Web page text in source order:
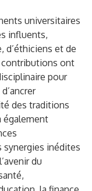
universitaires
influents,
d’éthiciens et de
contributions ont
pour
des traditions
également
synergies inédites
du